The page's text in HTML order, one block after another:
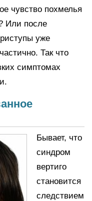
чувство похмелья
Или после
уже
Так что
симптомах
Бывает, что
синдром
вертиго
становится
следствием